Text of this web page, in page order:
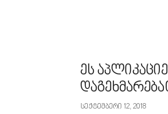
ეს
სექტემბერი 12, 2018